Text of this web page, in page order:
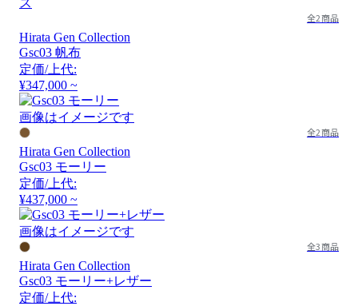
全2商品
Hirata Gen Collection
Gsc03 帆布
定価/上代:
¥347,000 ~
画像はイメージです
全2商品
Hirata Gen Collection
Gsc03 モーリー
定価/上代:
¥437,000 ~
画像はイメージです
全3商品
Hirata Gen Collection
Gsc03 モーリー+レザー
定価/上代: